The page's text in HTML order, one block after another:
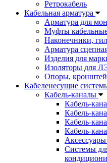
Ретрокабель
Кабельная арматура
Арматура для
Муфты
Наконечники,
Арматура
Изделия для
Изоляторы для
Опоры,
Кабеленесущие
Кабель-каналы
Кабель-
Кабель-
Кабель-
Кабель-
Аксессуары
Системы